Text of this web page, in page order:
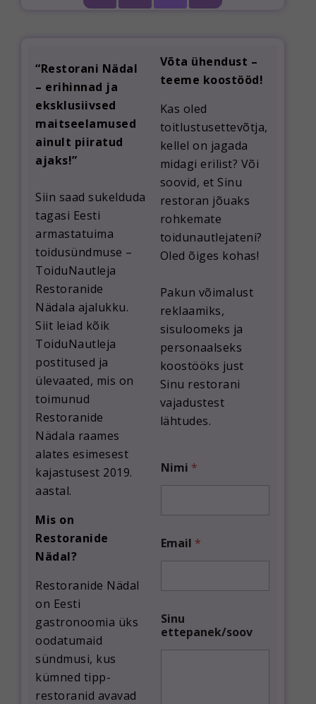
“Restorani Nädal
– erihinnad ja
eksklusiivsed
maitseelamused
ainult piiratud
ajaks!”
Siin saad sukelduda
tagasi Eesti
armastatuima
toidusündmuse –
ToiduNautleja
Restoranide
Nädala ajalukku.
Siit leiad kõik
ToiduNautleja
postitused ja
ülevaated, mis on
toimunud
Restoranide
Nädala raames
alates esimesest
kajastusest 2019.
aastal.
Mis on
Restoranide
Nädal?
Restoranide Nädal
on Eesti
gastronoomia üks
oodatumaid
sündmusi, kus
kümned tipp-
restoranid avavad
Võta ühendust –
teeme koostööd!
Kas oled
toitlustusettevõtja,
kellel on jagada
midagi erilist? Või
soovid, et Sinu
restoran jõuaks
rohkemate
toidunautlejateni?
Oled õiges kohas!
Pakun võimalust
reklaamiks,
sisuloomeks ja
personaalseks
koostööks just
Sinu restorani
vajadustest
lähtudes.
Nimi *
Email *
t
t
e
Sinu
ettepanek/soov